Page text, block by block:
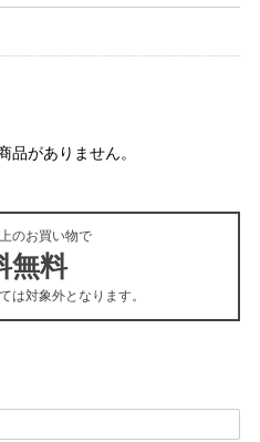
品がありません。
のお買い物で
無料
は対象外となります。